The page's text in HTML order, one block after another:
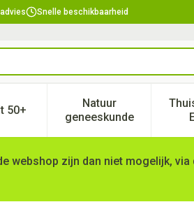
Snelle beschikbaarheid
categorieen kinderen categorie
50+submenu voor Vitaliteit 50+
Natuur
geneeskunde
Toon submenu
zijn dan niet mogelijk,